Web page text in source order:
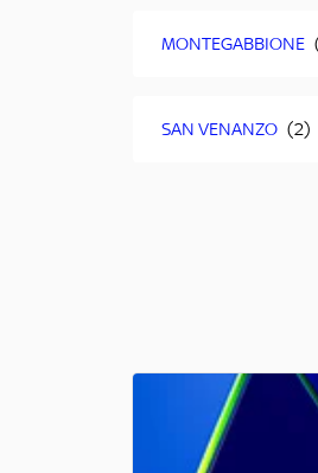
MONTEGABBIONE
SAN VENANZO